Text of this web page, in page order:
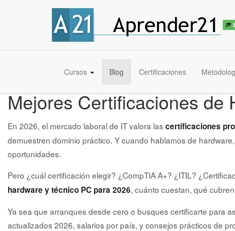
Cursos Blog Certificaciones
Mejores Certificaciones de
En 2026, el mercado laboral de IT valora las certificaciones
demuestren dominio práctico. Y cuando hablamos de
oportunidades.
Pero ¿cuál certificación elegir? ¿CompTIA A+? ¿ITIL?
hardware y técnico PC para 2026, cuánto cuestan, qué
Ya sea que arranques desde cero o busques certificarte para
actualizados 2026, salarios por país, y consejos prácticos de